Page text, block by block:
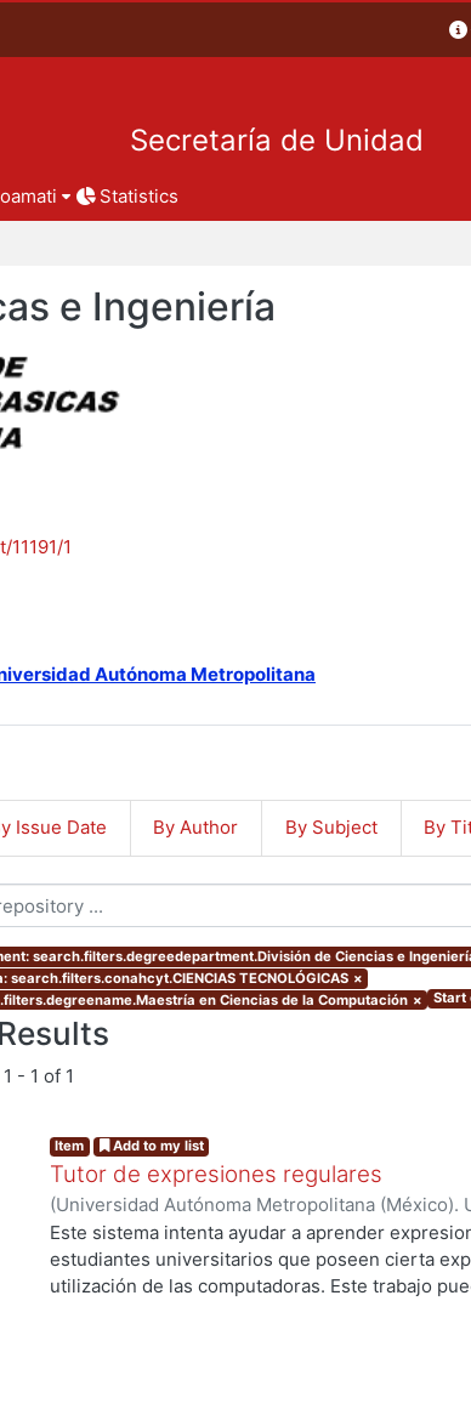
Secretaría de Unidad
Statistics
e Ingeniería
1
Autónoma Metropolitana
Issue Date By Author By Subject By
search.filters.degreedepartment.División de Ciencias e
search.filters.conahcyt.CIENCIAS TECNOLÓGICAS ×
en Ciencias de la Computación × Start
1 - 1 of 1
Item Add to my list
Tutor de expresiones regulares
(Universidad Autónoma Metropolitana (México).
de Servicios de Información., 1990-05)
Este sistema intenta ayudar a aprender
estudiantes universitarios que poseen cierta
utilización de las computadoras. Este trabajo